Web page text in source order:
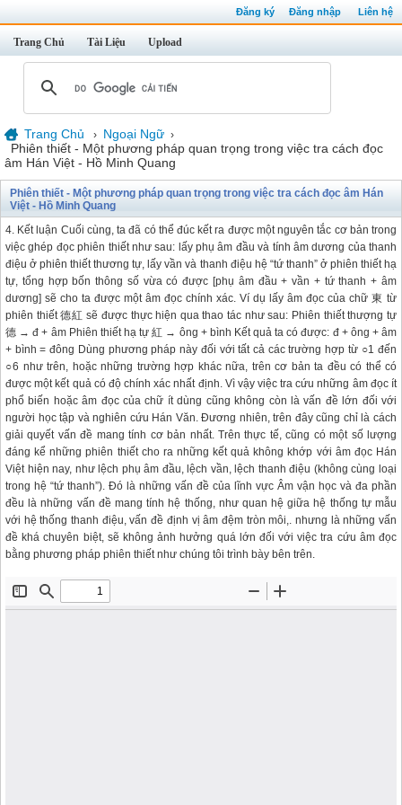
Đăng ký Đăng nhập Liên hệ
Trang Chủ Tài Liệu Upload
Trang Chủ › Ngoại Ngữ ›
Phiên thiết - Một phương pháp quan trọng trong việc tra cách đọc
âm Hán Việt - Hồ Minh Quang
Phiên thiết - Một phương pháp quan trọng trong việc tra cách đọc âm Hán
Việt - Hồ Minh Quang
4. Kết luận Cuối cùng, ta đã có thể đúc kết ra được một nguyên tắc cơ bản trong
việc ghép đọc phiên thiết như sau: lấy phụ âm đầu và tính âm dương của thanh
điệu ở phiên thiết thương tự, lấy vần và thanh điệu hệ “tứ thanh” ở phiên thiết hạ
tự, tổng hợp bốn thông số vừa có được [phụ âm đầu + vần + tứ thanh + âm
dương] sẽ cho ta được một âm đọc chính xác. Ví dụ lấy âm đọc của chữ 東 từ
phiên thiết 德紅 sẽ được thực hiện qua thao tác như sau: Phiên thiết thượng tự
德 → đ + âm Phiên thiết hạ tự 紅 → ông + bình Kết quả ta có được: đ + ông + âm
+ bình = đông Dùng phương pháp này đối với tất cả các trường hợp từ ○1 đến
○6 như trên, hoặc những trường hợp khác nữa, trên cơ bản ta đều có thể có
được một kết quả có độ chính xác nhất định. Vì vậy việc tra cứu những âm đọc ít
phổ biến hoặc âm đọc của chữ ít dùng cũng không còn là vấn đề lớn đối với
người học tập và nghiên cứu Hán Văn. Đương nhiên, trên đây cũng chỉ là cách
giải quyết vấn đề mang tính cơ bản nhất. Trên thực tế, cũng có một số lượng
đáng kể những phiên thiết cho ra những kết quả không khớp với âm đọc Hán
Việt hiện nay, như lệch phụ âm đầu, lệch vần, lệch thanh điệu (không cùng loại
trong hệ “tứ thanh”). Đó là những vấn đề của lĩnh vực Âm vận học và đa phần
đều là những vấn đề mang tính hệ thống, như quan hệ giữa hệ thống tự mẫu
với hệ thống thanh điệu, vấn đề định vị âm đệm tròn môi,. nhưng là những vấn
đề khá chuyên biệt, sẽ không ảnh hưởng quá lớn đối với việc tra cứu âm đọc
bằng phương pháp phiên thiết như chúng tôi trình bày bên trên.